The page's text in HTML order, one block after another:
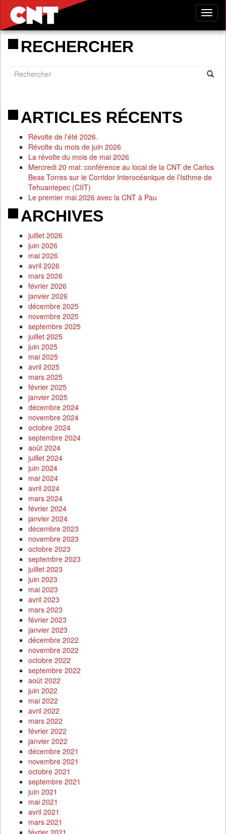
RECHERCHER
ARTICLES RÉCENTS
Révolte de l’été 2026.
Révolte du mois de juin 2026
La révolte du mois de mai 2026
Mercredi 20 mai: conférence au local de la CNT de Carlos
Beas Torres sur le Corridor Interocéanique de l’Isthme de
Tehuantepec (CIIT)
Le premier mai 2026 avec la CNT à Pau
ARCHIVES
juillet 2026
juin 2026
mai 2026
avril 2026
mars 2026
février 2026
janvier 2026
décembre 2025
novembre 2025
septembre 2025
juillet 2025
juin 2025
mai 2025
avril 2025
mars 2025
février 2025
janvier 2025
décembre 2024
novembre 2024
octobre 2024
septembre 2024
août 2024
juillet 2024
juin 2024
mai 2024
avril 2024
mars 2024
février 2024
janvier 2024
décembre 2023
novembre 2023
octobre 2023
septembre 2023
juillet 2023
juin 2023
mai 2023
avril 2023
mars 2023
février 2023
janvier 2023
décembre 2022
novembre 2022
octobre 2022
septembre 2022
août 2022
juin 2022
mai 2022
avril 2022
mars 2022
février 2022
janvier 2022
décembre 2021
novembre 2021
octobre 2021
septembre 2021
juin 2021
mai 2021
avril 2021
mars 2021
février 2021